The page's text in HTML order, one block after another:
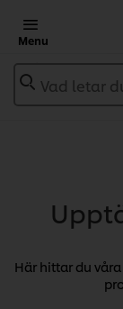
Menu
Vad letar
Här hittar du